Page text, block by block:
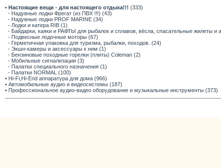
• Настоящие вещи - для настоящего отдыха!!! (333)
- Надувные лодки Фрегат (из ПВХ !!!) (43)
- Надувные лодки PROF MARINE (34)
- Лодки и катера RIB (1)
- Байдарки, каяки и РАФТЫ для рыбалок и сплавов, вёсла, спасательные жилеты и
- Подвесные лодочные моторы (67)
- Герметичная упаковка для туризма, рыбалки, походов. (24)
- Экшн-камеры и аксессуары к ним (1)
- Бензиновые походные горелки (плиты) Coleman (2)
- Мобильные сигнализации (3)
- Палатки специального назначения (1)
- Палатки NORMAL (100)
• Hi-Fi,Hi-End аппаратура для дома (966)
• Автомобильные аудио и видеосистемы (187)
• Профессиональное аудио-видео оборудование и музыкальные инструменты (373)